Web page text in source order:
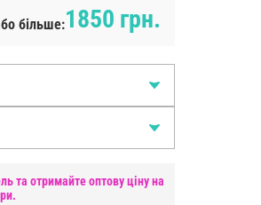
більше:1850 грн.
та отримайте оптову ціну на